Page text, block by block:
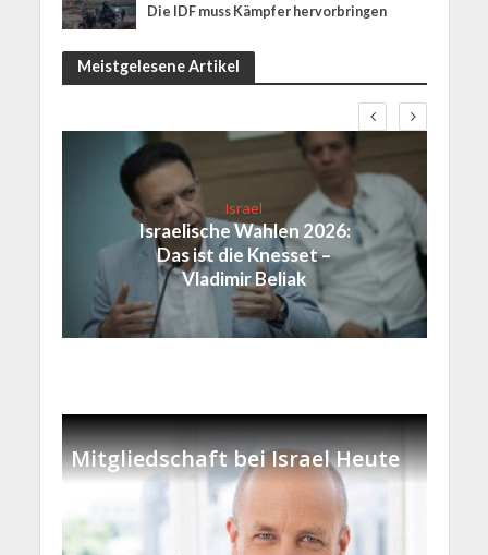
Die IDF muss Kämpfer hervorbringen
Meistgelesene Artikel
Israel
Israelische Wahlen 2026:
Das ist die Knesset –
Vladimir Beliak
Mitgliedschaft bei Israel Heute